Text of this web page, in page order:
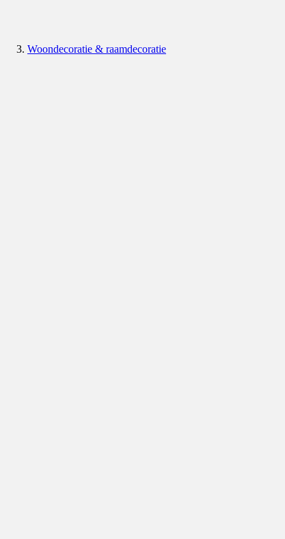
Woondecoratie & raamdecoratie